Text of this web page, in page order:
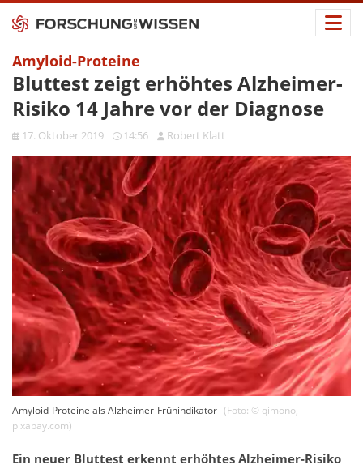
Amyloid-Proteine
Bluttest zeigt erhöhtes Alzheimer-
Risiko 14 Jahre vor der Diagnose
17. Oktober 2019 14:56 Robert Klatt
Amyloid-Proteine als Alzheimer-Frühindikator (Foto: © qimono,
pixabay.com)
Ein neuer Bluttest erkennt erhöhtes Alzheimer-Risiko